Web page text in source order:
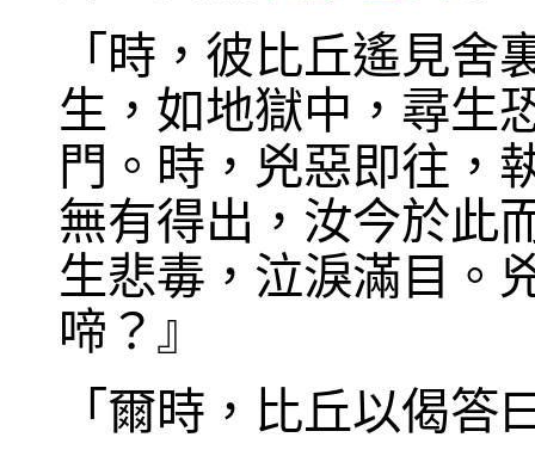
「時，彼比丘遙見
生，如地獄中，尋生
門。時，兇惡即往，
無有得出，汝今於此
生悲毒，泣淚滿目。
啼？』
「爾時，比丘以偈答